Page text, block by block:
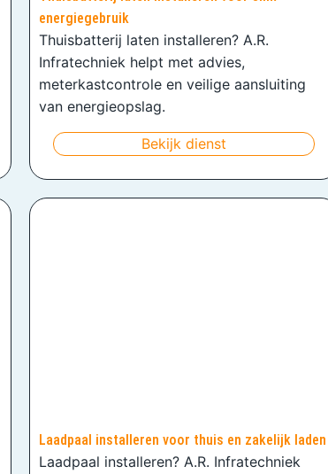
energiegebruik
Thuisbatterij laten installeren? A.R.
Infratechniek helpt met advies,
meterkastcontrole en veilige aansluiting
van energieopslag.
Bekijk dienst
Laadpaal installeren voor thuis en zakelijk laden
Laadpaal installeren? A.R. Infratechniek